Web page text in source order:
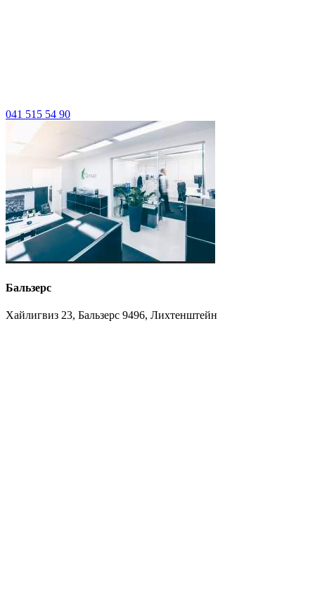
041 515 54 90
Бальзерс
Хайлигвиз 23, Бальзерс 9496, Лихтенштейн